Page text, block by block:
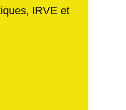
IRVE et